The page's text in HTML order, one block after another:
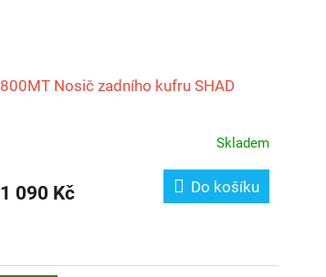
800MT Nosič zadního kufru SHAD
Skladem
1 090 Kč Do košíku